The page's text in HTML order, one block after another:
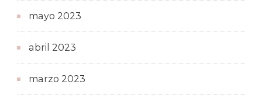
mayo 2023
abril 2023
marzo 2023